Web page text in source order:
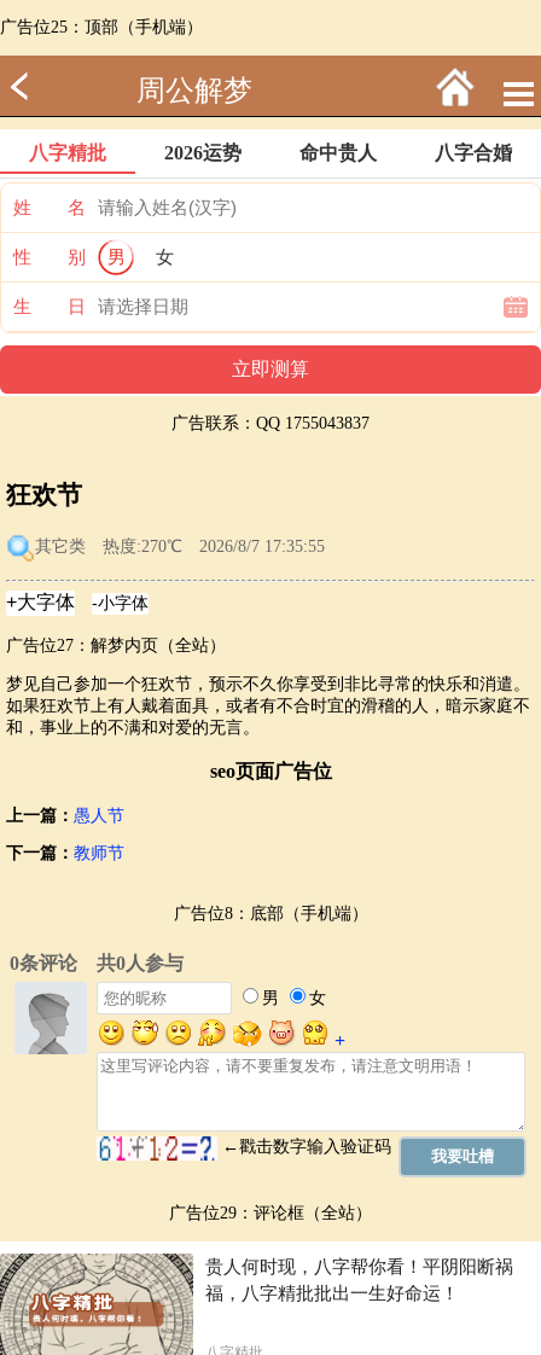
广告位25：顶部（手机端）
周公解梦
八字精批 2026运势 命中贵人 八字合婚
姓 名
性 别 男 女
生 日
广告联系：QQ 1755043837
狂欢节
其它类 热度:270℃ 2026/8/7 17:35:55
广告位27：解梦内页（全站）
梦见自己参加一个狂欢节，预示不久你享受到非比寻常的快乐和消遣。
如果狂欢节上有人戴着面具，或者有不合时宜的滑稽的人，暗示家庭不
和，事业上的不满和对爱的无言。
seo页面广告位
上一篇： 愚人节
下一篇： 教师节
广告位8：底部（手机端）
广告位29：评论框（全站）
贵人何时现，八字帮你看！平阴阳断祸
福，八字精批批出一生好命运！